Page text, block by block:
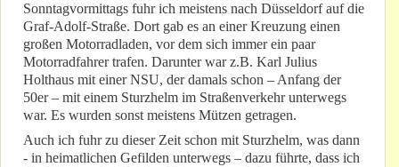
Sonntagvormittags fuhr ich meistens nach Düsseldorf auf die
Graf-Adolf-Straße. Dort gab es an einer Kreuzung einen
großen Motorradladen, vor dem sich immer ein paar
Motorradfahrer trafen. Darunter war z.B. Karl Julius
Holthaus mit einer NSU, der damals schon – Anfang der
50er – mit einem Sturzhelm im Straßenverkehr unterwegs
war. Es wurden sonst meistens Mützen getragen.
Auch ich fuhr zu dieser Zeit schon mit Sturzhelm, was dann
- in heimatlichen Gefilden unterwegs – dazu führte, dass ich